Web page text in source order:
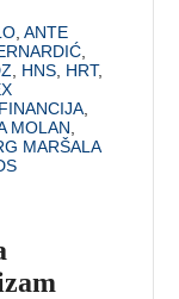
,ANTE
HNS HRT,
MOLAN
MARŠALA